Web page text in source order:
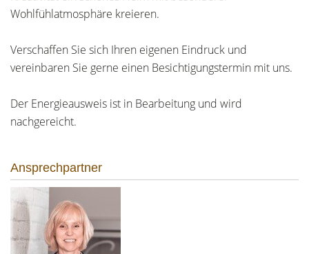
Wohlfühlatmosphäre kreieren.
Verschaffen Sie sich Ihren eigenen Eindruck und
vereinbaren Sie gerne einen Besichtigungstermin mit uns.
Der Energieausweis ist in Bearbeitung und wird
nachgereicht.
Ansprechpartner